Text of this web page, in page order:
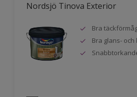
Nordsjö Tinova Exterior
Bra
Bra glans-